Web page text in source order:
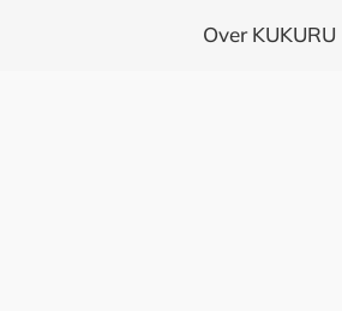
Over KUKURU